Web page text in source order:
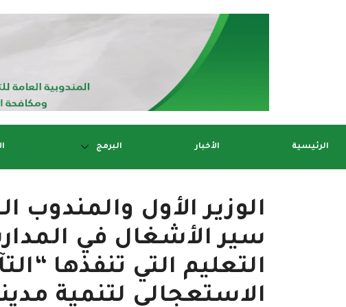
الرئيسية الأخبار البرمج
الوزير الأول والمندوب
سير الأشغال في
التعليم التي تنفذها
الاستعجالي لتنمية